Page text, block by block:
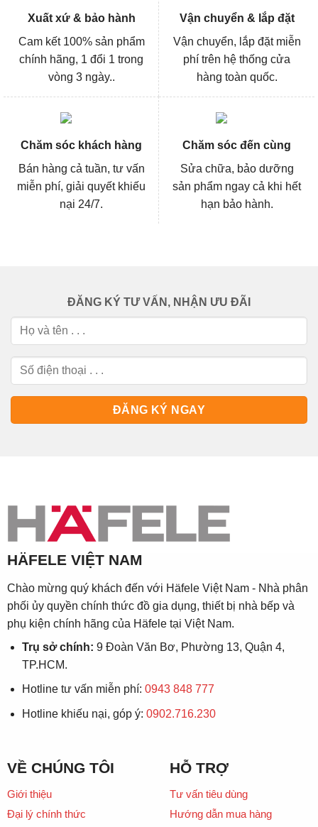
Xuất xứ & bảo hành
Cam kết 100% sản phẩm
chính hãng, 1 đổi 1 trong
vòng 3 ngày..
Vận chuyển & lắp đặt
Vận chuyển, lắp đặt miễn
phí trên hệ thống cửa
hàng toàn quốc.
Chăm sóc khách hàng
Bán hàng cả tuần, tư vấn
miễn phí, giải quyết khiếu
nại 24/7.
Chăm sóc đến cùng
Sửa chữa, bảo dưỡng
sản phẩm ngay cả khi hết
hạn bảo hành.
ĐĂNG KÝ TƯ VẤN, NHẬN ƯU ĐÃI
HÄFELE VIỆT NAM
Chào mừng quý khách đến với Häfele Việt Nam - Nhà phân
phối ủy quyền chính thức đồ gia dụng, thiết bị nhà bếp và
phụ kiện chính hãng của Häfele tại Việt Nam.
Trụ sở chính: 9 Đoàn Văn Bơ, Phường 13, Quận 4,
TP.HCM.
Hotline tư vấn miễn phí: 0943 848 777
Hotline khiếu nại, góp ý: 0902.716.230
VỀ CHÚNG TÔI
Giới thiệu
Đại lý chính thức
HỖ TRỢ
Tư vấn tiêu dùng
Hướng dẫn mua hàng